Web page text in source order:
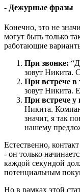
- Дежурные фразы
Конечно, это не
могут быть только
работающие
При звонке:
зовут Никита.
При встрече в
зовут Никита.
При встрече у
Никита.
значит, я так
нашему
Естественно,
- он только
каждой секундой
потенциальным
Но в рамках этой